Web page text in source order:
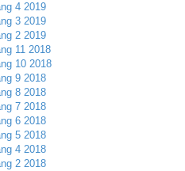
4 2019
3 2019
2 2019
11 2018
10 2018
9 2018
8 2018
7 2018
6 2018
5 2018
4 2018
2 2018